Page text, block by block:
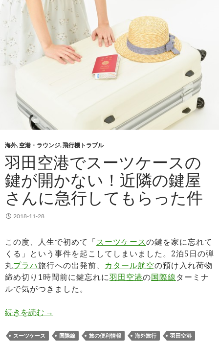
海外, 空港・ラウンジ,飛行機トラブル
羽田空港でスーツケースの
鍵が開かない！近隣の鍵屋
さんに急行してもらった件
2018-11-28
この度、人生で初めて「スーツケースの鍵を家に忘れて
くる」という事件を起こしてしまいました。2泊5日の弾
丸プラハ旅行への出発前、 カタール航空の預け入れ荷物
締め切り1時間前に鍵忘れに羽田空港の国際線ターミナ
ルで気がつきました。
続きを読む 羽田空港でスーツケースの鍵が開かない！近隣
→
スーツケース 国際線 旅の便利情報 海外旅行 羽田空港